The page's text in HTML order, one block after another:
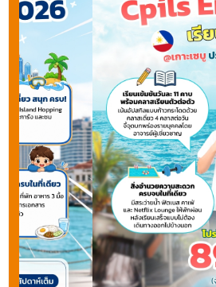
Home
British Columbia - บริ
โคลัมเบีย
Properties
British
บริติชโคลัมเบี
Types
Categories
States